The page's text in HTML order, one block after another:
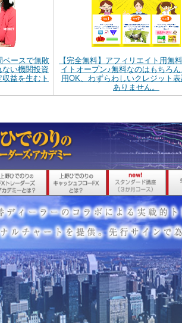
ベースで無敗
い機関投資
益を生むト
【完全無料】アフィリエイト用無
イトオープン♪無料なのはもちろん
用OK、わずらわしいクレジット
ありません。